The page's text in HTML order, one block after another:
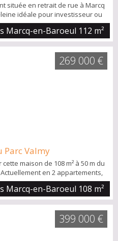
située en retrait de rue à Marcq
idéale pour investisseur ou
totalement un espace à fort
que se trouve cette charmante
m2 doté d'une véranda sur un
ouverte de 18 m2 , une salle
Marcq-en-Baroeul 112 m²
Parc Valmy
cette maison de 108 m² à 50 m du
en 2 appartements,
besoin !! Au rdc : un T2 de 46
et une sdb et petit extérieur Puis
séjour, cuisine, salle de bain et 2
A vous de voir, petit immeu...
Marcq-en-Baroeul 108 m²
269 000 €
399 000 €